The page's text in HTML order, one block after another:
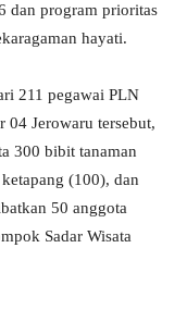
dan program prioritas
hayati.
211 pegawai PLN
04 Jerowaru tersebut,
300 bibit tanaman
(100), dan
50 anggota
Sadar Wisata